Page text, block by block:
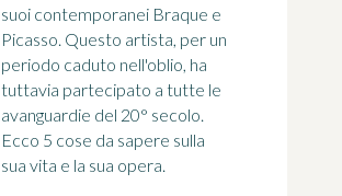
suoi contemporanei Braque e
Picasso. Questo artista, per un
periodo caduto nell'oblio, ha
tuttavia partecipato a tutte le
avanguardie del 20° secolo.
Ecco 5 cose da sapere sulla
sua vita e la sua opera.